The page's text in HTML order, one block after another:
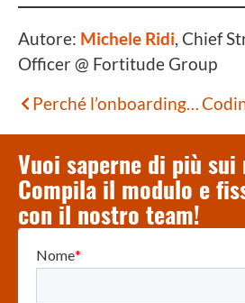
Autore: Michele Ridi, Chief
Officer @ Fortitude Group
Perché l’onboarding standard non funziona per gli utenti business e come riprogettarlo
Vuoi saperne di più
Compila il modulo e
con il nostro team!